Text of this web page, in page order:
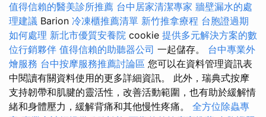
值得信賴的醫美診所推薦 台中居家清潔專家 牆壁漏水的處
理建議 Barion 冷凍櫃推薦清單 新竹推拿療程 台胞證過期
如何處理 新北市優質安養院 cookie 提供多元解決方案的數
位行銷夥伴 值得信賴的助聽器公司 一起儲存。 台中專業外
燴服務 台中按摩服務推薦討論區 您可以在資料管理資訊表
中閱讀有關資料使用的更多詳細資訊。 此外，瑞典式按摩
支持韌帶和肌腱的靈活性，改善活動範圍，也有助於緩解情
緒和身體壓力，緩解背痛和其他慢性疼痛。 全方位除蟲專